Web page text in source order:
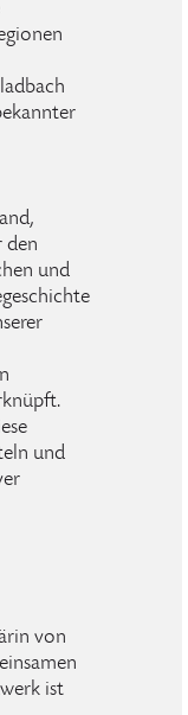
den
und
und
von
ist